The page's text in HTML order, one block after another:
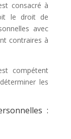
consacré à
le droit de
avec
contraires à
compétent
les
: